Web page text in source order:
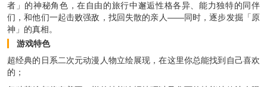
者」的神秘角色，在自由的旅行中邂逅性格各异、能力独特的同伴
们，和他们一起击败强敌，找回失散的亲人——同时，逐步发掘「原
神」的真相。
游戏特色
超经典的日系二次元动漫人物立绘展现，在这里你总能找到自己喜欢
的；